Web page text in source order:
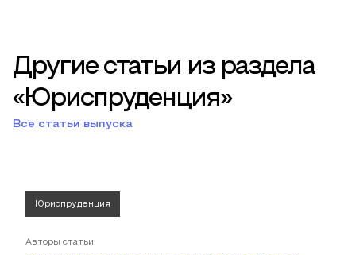
Другие статьи из раздела
«Юриспруденция»
Все статьи выпуска
Юриспруденция
Авторы статьи